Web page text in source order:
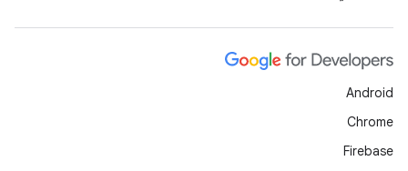
Android
Chrome
Firebase